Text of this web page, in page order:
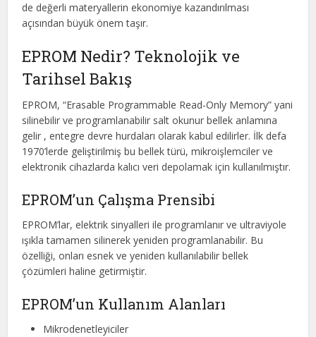
de değerli materyallerin ekonomiye kazandırılması
açısından büyük önem taşır.
EPROM Nedir? Teknolojik ve
Tarihsel Bakış
EPROM, “Erasable Programmable Read-Only Memory” yani
silinebilir ve programlanabilir salt okunur bellek anlamına
gelir , entegre devre hurdaları olarak kabul edilirler. İlk defa
1970’lerde geliştirilmiş bu bellek türü, mikroişlemciler ve
elektronik cihazlarda kalıcı veri depolamak için kullanılmıştır.
EPROM’un Çalışma Prensibi
EPROM’lar, elektrik sinyalleri ile programlanır ve ultraviyole
ışıkla tamamen silinerek yeniden programlanabilir. Bu
özelliği, onları esnek ve yeniden kullanılabilir bellek
çözümleri haline getirmiştir.
EPROM’un Kullanım Alanları
Mikrodenetleyiciler